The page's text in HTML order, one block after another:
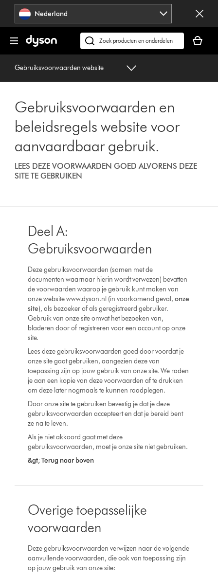
Navigatie
overslaan
Nederland
Zoek
op
dyson.nl
is
Gebruiksvoorwaarden website
Gebruiksvoorwaarden en
beleidsregels website voor
aanvaardbaar gebruik.
LEES DEZE VOORWAARDEN GOED ALVORENS DEZE
SITE TE GEBRUIKEN
Deel A:
Gebruiksvoorwaarden
Deze gebruiksvoorwaarden (samen met de
documenten waarnaar hierin wordt verwezen) bevatten
de voorwaarden waarop je gebruik kunt maken van
onze website www.dyson.nl (in voorkomend geval, onze
site), als bezoeker of als geregistreerd gebruiker.
Gebruik van onze site omvat het bezoeken van,
bladeren door of registreren voor een account op onze
site.
Lees deze gebruiksvoorwaarden goed door voordat je
onze site gaat gebruiken, aangezien deze van
toepassing zijn op jouw gebruik van onze site. We raden
je aan een kopie van deze voorwaarden af te drukken
om deze later nogmaals te kunnen raadplegen.
Door onze site te gebruiken bevestig je dat je deze
gebruiksvoorwaarden accepteert en dat je bereid bent
ze na te leven.
Als je niet akkoord gaat met deze
gebruiksvoorwaarden, moet je onze site niet gebruiken.
&gt; Terug naar boven
Overige toepasselijke
voorwaarden
Deze gebruiksvoorwaarden verwijzen naar de volgende
aanvullende voorwaarden, die ook van toepassing zijn
op jouw gebruik van onze site: